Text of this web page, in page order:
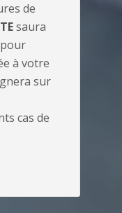
de
saura
à votre
sur
cas de